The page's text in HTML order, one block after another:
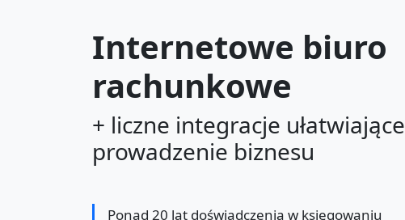
Internetowe biuro
rachunkowe
+ liczne integracje ułatwiające
prowadzenie biznesu
Ponad 20 lat doświadczenia w księgowaniu